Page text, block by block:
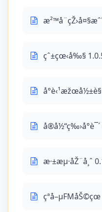
çˆ±çœ‹å‰§